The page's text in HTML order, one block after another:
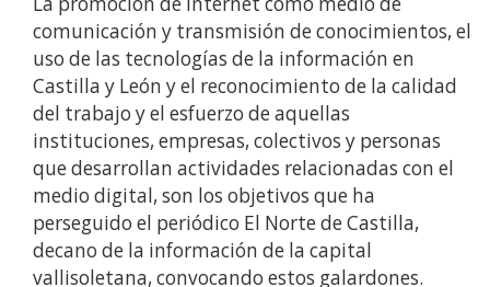
comunicación y transmisión de conocimientos, el
uso de las tecnologías de la información en
Castilla y León y el reconocimiento de la calidad
del trabajo y el esfuerzo de aquellas
instituciones, empresas, colectivos y personas
que desarrollan actividades relacionadas con el
medio digital, son los objetivos que ha
perseguido el periódico El Norte de Castilla,
decano de la información de la capital
vallisoletana, convocando estos galardones.